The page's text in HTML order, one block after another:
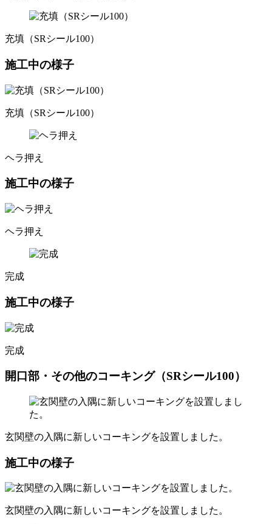
充填（SRシール100）
施工中の様子
充填（SRシール100）
ヘラ押え
施工中の様子
ヘラ押え
完成
施工中の様子
完成
開口部・その他のコーキング（SRシール100）
玄関壁の入隅に新しいコーキングを設置しました。
施工中の様子
玄関壁の入隅に新しいコーキングを設置しました。